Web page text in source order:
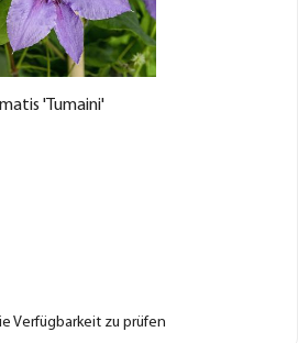
'Tumaini'
Verfügbarkeit zu prüfen